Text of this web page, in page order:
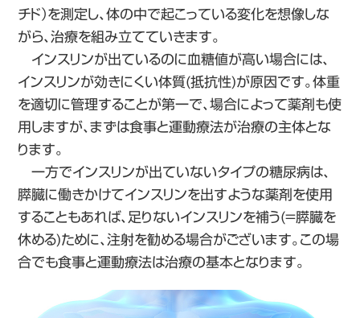
チド）を測定し、体の中で起こっている変化を想像しな
がら、治療を組み立てていきます。
インスリンが出ているのに血糖値が高い場合には、
インスリンが効きにくい体質(抵抗性)が原因です。体重
を適切に管理することが第一で、場合によって薬剤も使
用しますが、まずは食事と運動療法が治療の主体とな
ります。
一方でインスリンが出ていないタイプの糖尿病は、
膵臓に働きかけてインスリンを出すような薬剤を使用
することもあれば、足りないインスリンを補う(=膵臓を
休める)ために、注射を勧める場合がございます。この場
合でも食事と運動療法は治療の基本となります。